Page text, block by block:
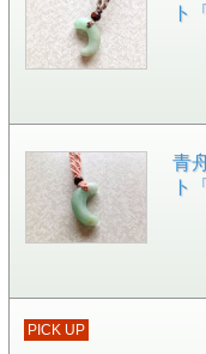
ト
青
ト
PICK UP